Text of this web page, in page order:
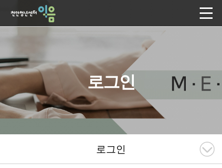
로그인
로그인